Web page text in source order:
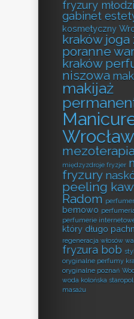
fryzury
gabinet
kosmetyczny
kraków joga
poranne
kraków
niszowa
makijaż
Wrocław
międzyzdroje fryzjer
fryzury
peeling
Radom
bemowo
perfumerie
który długo
regeneracja włosów
fryzura bob
oryginalne perfumy
oryginalne poznań
woda kolońska
masażu